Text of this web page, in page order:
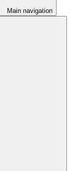
Main navigation